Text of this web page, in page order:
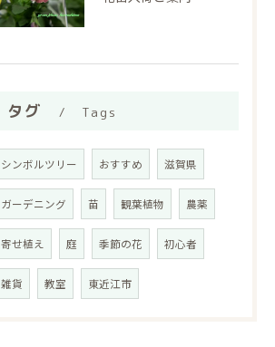
タグ Tags
シンボルツリー おすすめ 滋賀県
ガーデニング 苗 観葉植物 農薬
寄せ植え 庭 季節の花 初心者
雑貨 教室 東近江市